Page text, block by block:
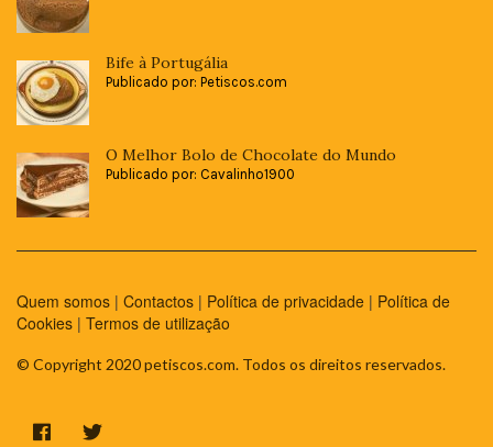
Bife à Portugália
Publicado por: Petiscos.com
O Melhor Bolo de Chocolate do Mundo
Publicado por: Cavalinho1900
Quem somos | Contactos | Política de privacidade | Política de
Cookies | Termos de utilização
© Copyright 2020 petiscos.com. Todos os direitos reservados.